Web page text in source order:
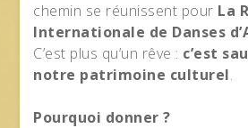
chemin se réunissent pour La
Internationale de Danses
C’est plus qu’un rêve : c’est
notre patrimoine culturel.
Pourquoi donner ?